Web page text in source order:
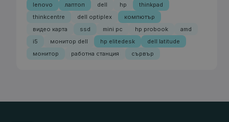
lenovo лаптоп dell hp
thinkpad
thinkcentre
dell optiplex
компютър
видео карта
ssd mini pc hp probook
amd
i5
монитор dell hp elitedesk
dell latitude
монитор
работна станция сървър